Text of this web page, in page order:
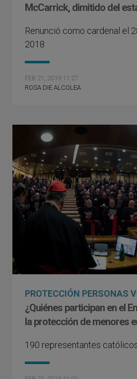
McCarrick, dimitido del
Renunció como cardenal el
2018
FEB 21, 2019 11:27
ROSA DIE ALCOLEA
PROTECCIÓN PERSONAS
¿Quiénes participan en el
la protección de menores
190 representantes